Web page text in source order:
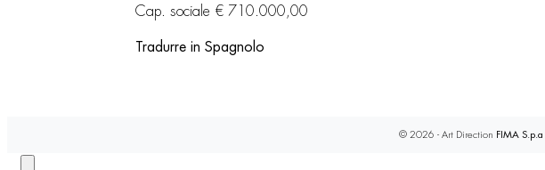
Cap. sociale € 710.000,00
Tradurre in Spagnolo
© 2026 - Art Direction FIMA S.p.a